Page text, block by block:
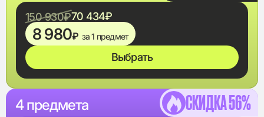
150 930₽70 434₽
8 980₽ за 1 предмет
Выбрать
4 предмета СКИДКА 56%